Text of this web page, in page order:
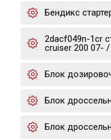
Бендикс
2dacf049n-1cr
cruiser 200 07-
Блок
Блок
Блок